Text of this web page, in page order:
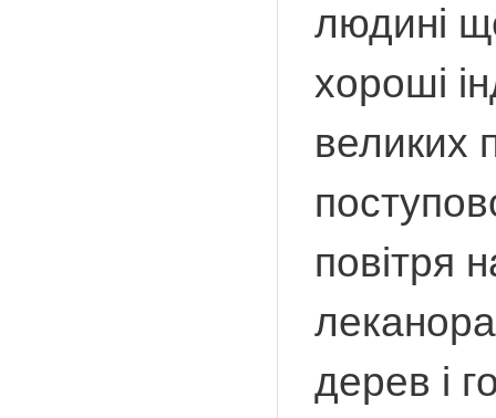
людині
хороші
великих
повітря
дерев і